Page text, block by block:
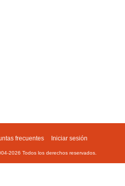
frecuentes Iniciar sesión
2026 Todos los derechos reservados.